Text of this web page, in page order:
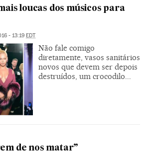
loucas dos músicos para
- 13:19 EDT
Não fale comigo
diretamente, vasos sanitários
novos que devem ser depois
destruídos, um crocodilo...
de nos matar”